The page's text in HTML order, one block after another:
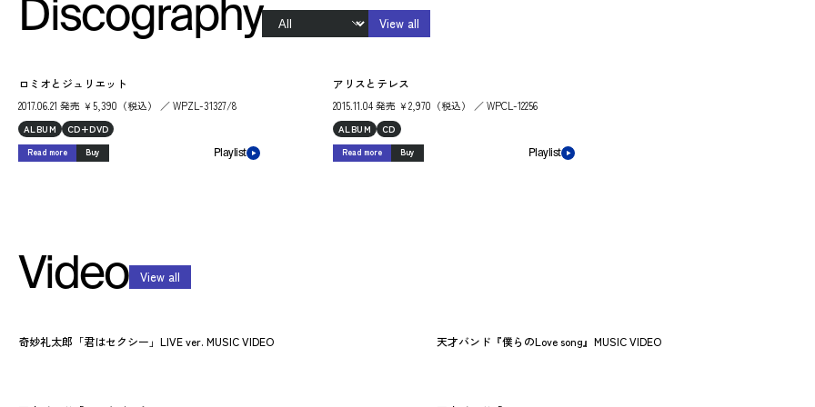
Discography View all
ロミオとジュリエット
2017.06.21 発売 ￥5,390（税込） ／ WPZL-31327/8
ALBUM CD+DVD
Read more Buy Playlist
アリスとテレス
2015.11.04 発売 ￥2,970（税込） ／ WPCL-12256
ALBUM CD
Read more Buy Playlist
Video View all
奇妙礼太郎「君はセクシー」LIVE ver. MUSIC VIDEO 天才バンド『僕らのLove song』MUSIC VIDEO